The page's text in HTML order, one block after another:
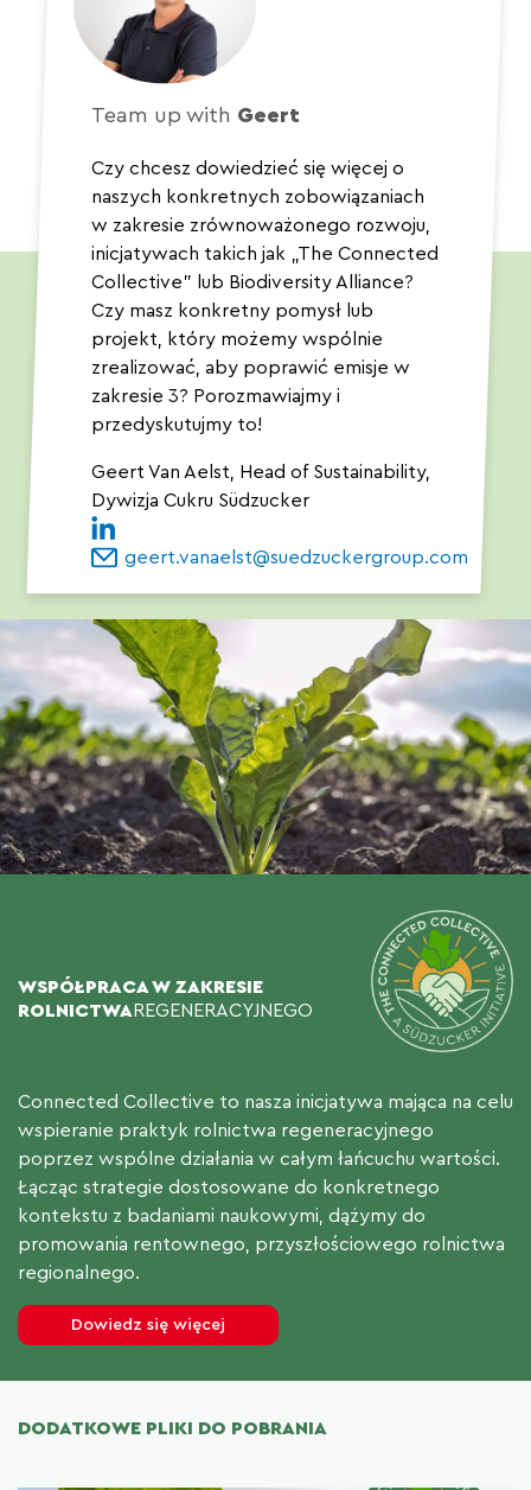
Team up with Geert
Czy chcesz dowiedzieć się więcej o
naszych konkretnych zobowiązaniach
w zakresie zrównoważonego rozwoju,
inicjatywach takich jak „The Connected
Collective” lub Biodiversity Alliance?
Czy masz konkretny pomysł lub
projekt, który możemy wspólnie
zrealizować, aby poprawić emisje w
zakresie 3? Porozmawiajmy i
przedyskutujmy to!
Geert Van Aelst, Head of Sustainability,
Dywizja Cukru Südzucker
geert.vanaelst@suedzuckergroup.com
WSPÓŁPRACA W ZAKRESIE
ROLNICTWAREGENERACYJNEGO
Connected Collective to nasza inicjatywa mająca na celu
wspieranie praktyk rolnictwa regeneracyjnego
poprzez wspólne działania w całym łańcuchu wartości.
Łącząc strategie dostosowane do konkretnego
kontekstu z badaniami naukowymi, dążymy do
promowania rentownego, przyszłościowego rolnictwa
regionalnego.
Dowiedz się więcej
DODATKOWE PLIKI DO POBRANIA